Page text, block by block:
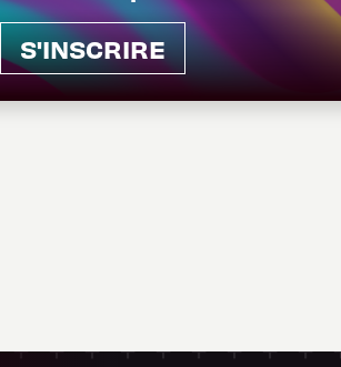
S'INSCRIRE